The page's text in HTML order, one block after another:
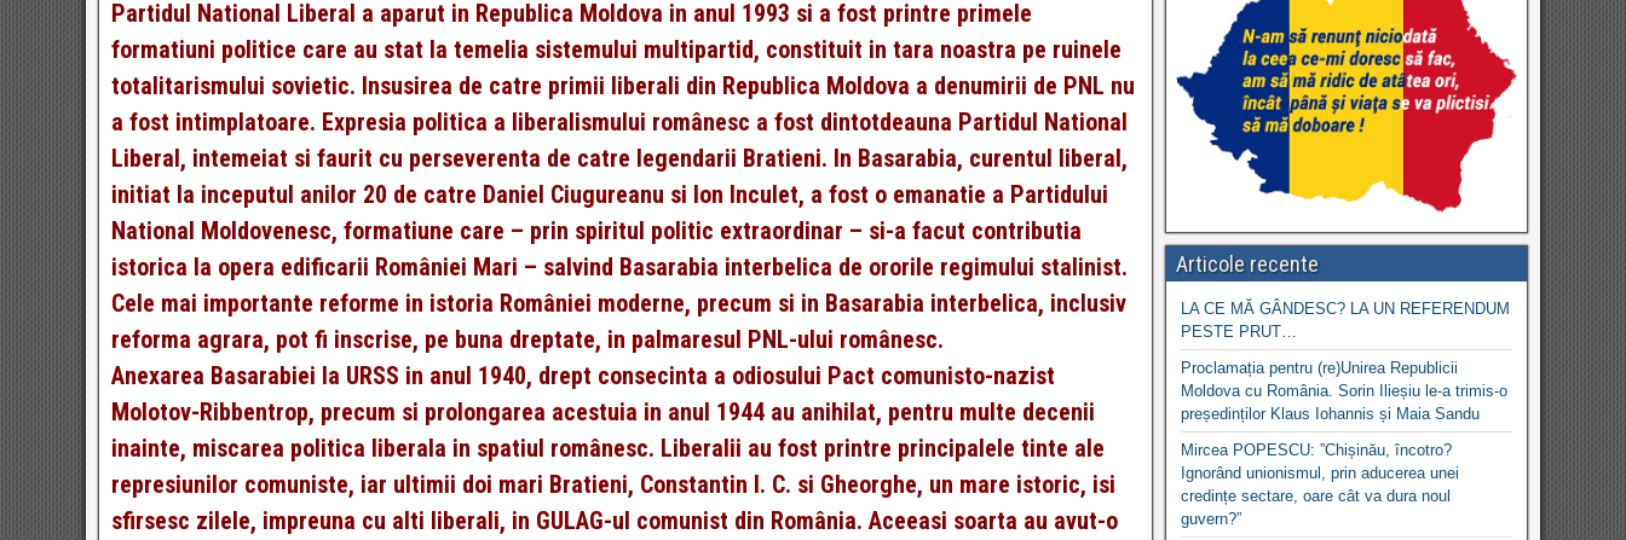
Partidul National Liberal a aparut in Republica Moldova in anul 1993 si a fost printre primele
formatiuni politice care au stat la temelia sistemului multipartid, constituit in tara noastra pe ruinele
totalitarismului sovietic. Insusirea de catre primii liberali din Republica Moldova a denumirii de PNL nu
a fost intimplatoare. Expresia politica a liberalismului românesc a fost dintotdeauna Partidul National
Liberal, intemeiat si faurit cu perseverenta de catre legendarii Bratieni. In Basarabia, curentul liberal,
initiat la inceputul anilor 20 de catre Daniel Ciugureanu si Ion Inculet, a fost o emanatie a Partidului
National Moldovenesc, formatiune care – prin spiritul politic extraordinar – si-a facut contributia
istorica la opera edificarii României Mari – salvind Basarabia interbelica de ororile regimului stalinist.
Cele mai importante reforme in istoria României moderne, precum si in Basarabia interbelica, inclusiv
reforma agrara, pot fi inscrise, pe buna dreptate, in palmaresul PNL-ului românesc.
Anexarea Basarabiei la URSS in anul 1940, drept consecinta a odiosului Pact comunisto-nazist
Molotov-Ribbentrop, precum si prolongarea acestuia in anul 1944 au anihilat, pentru multe decenii
inainte, miscarea politica liberala in spatiul românesc. Liberalii au fost printre principalele tinte ale
represiunilor comuniste, iar ultimii doi mari Bratieni, Constantin I. C. si Gheorghe, un mare istoric, isi
sfirsesc zilele, impreuna cu alti liberali, in GULAG-ul comunist din România. Aceeasi soarta au avut-o
Articole recente
LA CE MĂ GÂNDESC? LA UN REFERENDUM
PESTE PRUT…
Proclamația pentru (re)Unirea Republicii
Moldova cu România. Sorin Ilieșiu le-a trimis-o
președinților Klaus Iohannis și Maia Sandu
Mircea POPESCU: ”Chișinău, încotro?
Ignorând unionismul, prin aducerea unei
credințe sectare, oare cât va dura noul
guvern?”